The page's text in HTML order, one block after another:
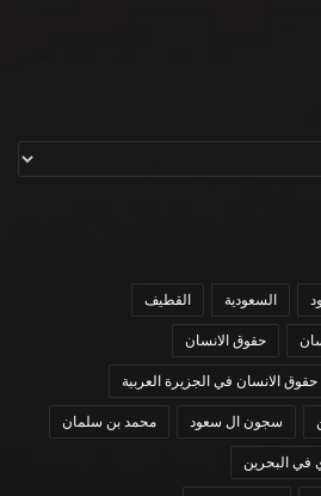
السعودية القطيف
حقوق الانسان
حقوق الانسان في الجزيرة العربية
سجون ال سعود محمد بن سلمان
في البحرين